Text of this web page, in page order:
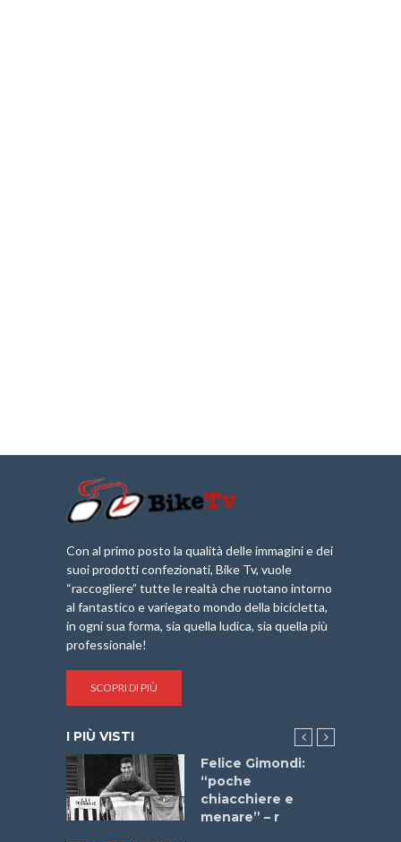
Con al primo posto la qualità delle immagini e dei
suoi prodotti confezionati, Bike Tv, vuole
“raccogliere” tutte le realtà che ruotano intorno
al fantastico e variegato mondo della bicicletta,
in ogni sua forma, sia quella ludica, sia quella più
professionale!
SCOPRI DI PIÙ
I PIÙ VISTI
Felice Gimondi:
“poche
chiacchiere e
menare” – r